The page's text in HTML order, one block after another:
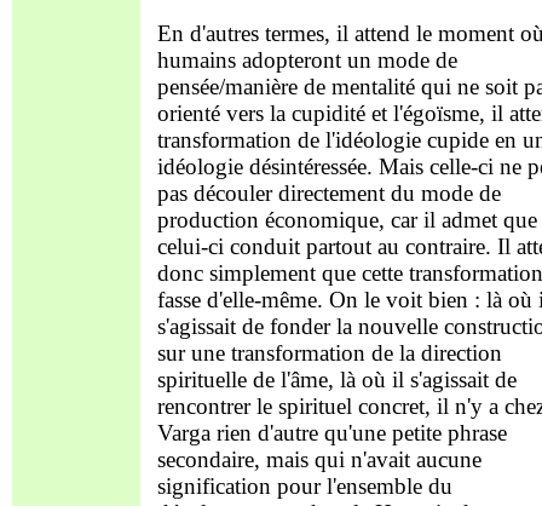
En d'autres termes, il attend le moment
humains adopteront un mode de
pensée/manière de mentalité qui ne soit
orienté vers la cupidité et l'égoïsme, il
transformation de l'idéologie cupide en
idéologie désintéressée. Mais celle-ci ne
pas découler directement du mode de
production économique, car il admet que
celui-ci conduit partout au contraire. Il
donc simplement que cette
fasse d'elle-même. On le voit bien : là où
s'agissait de fonder la nouvelle
sur une transformation de la direction
spirituelle de l'âme, là où il s'agissait de
rencontrer le spirituel concret, il n'y a
Varga rien d'autre qu'une petite phrase
secondaire, mais qui n'avait aucune
signification pour l'ensemble du